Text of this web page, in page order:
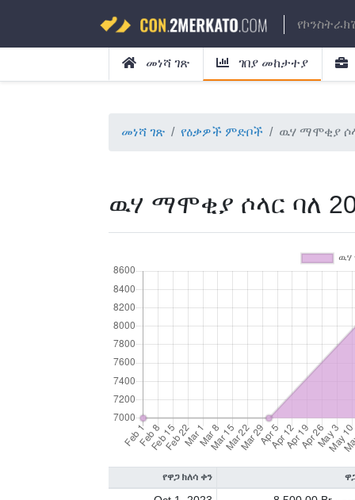
መነሻ ገጽ ገበያ መከታተያ
መነሻ ገጽ የዕቃዎች ምድቦች ዉሃ ማሞቂያ
ዉሃ ማሞቂያ ሶላር ባለ
የዋጋ ክለሳ ቀን